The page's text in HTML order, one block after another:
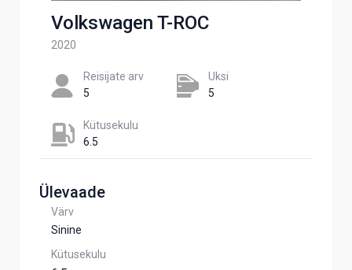
Volkswagen T-ROC
2020
Reisijate arv
5
Uksi
5
Kütusekulu
6.5
Ülevaade
Värv
Sinine
Kütusekulu